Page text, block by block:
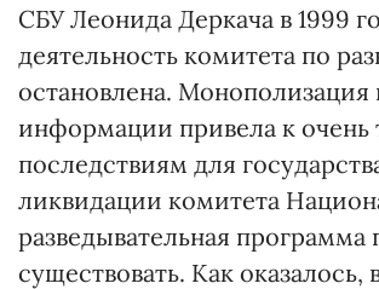
СБУ Леонида Деркача в 1999
деятельность комитета по
остановлена. Монополизация
информации привела к
последствиям для
ликвидации комитета
разведывательная программа
существовать. Как оказалось,